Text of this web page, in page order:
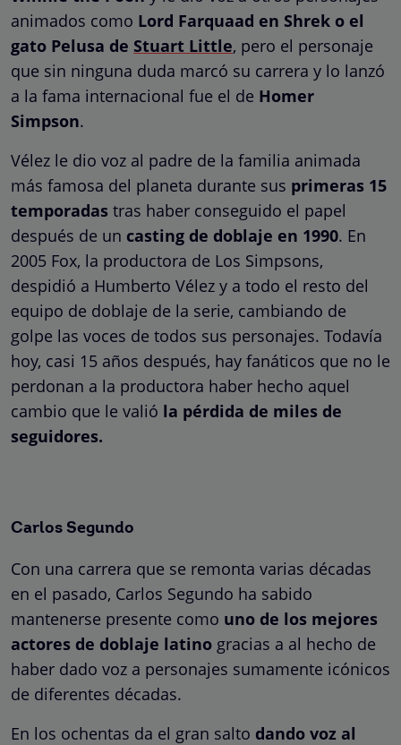
animados como Lord Farquaad en Shrek o el
gato Pelusa de Stuart Little, pero el personaje
que sin ninguna duda marcó su carrera y lo lanzó
a la fama internacional fue el de Homer
Simpson.
Vélez le dio voz al padre de la familia animada
más famosa del planeta durante sus primeras 15
temporadas tras haber conseguido el papel
después de un casting de doblaje en 1990. En
2005 Fox, la productora de Los Simpsons,
despidió a Humberto Vélez y a todo el resto del
equipo de doblaje de la serie, cambiando de
golpe las voces de todos sus personajes. Todavía
hoy, casi 15 años después, hay fanáticos que no le
perdonan a la productora haber hecho aquel
cambio que le valió la pérdida de miles de
seguidores.
Carlos Segundo
Con una carrera que se remonta varias décadas
en el pasado, Carlos Segundo ha sabido
mantenerse presente como uno de los mejores
actores de doblaje latino gracias a al hecho de
haber dado voz a personajes sumamente icónicos
de diferentes décadas.
En los ochentas da el gran salto dando voz al